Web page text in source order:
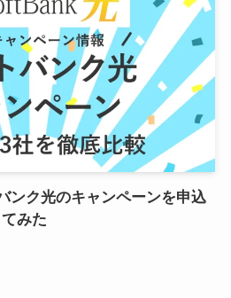
ンク光のキャンペーンを申込
みた